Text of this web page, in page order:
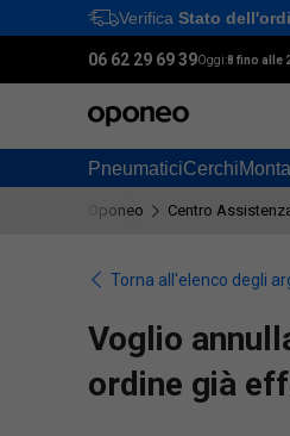
Verifica Stato
06 62 29 69 39Oggi:8 fino alle
PneumaticiCerchi
Oponeo Centro
Torna all'elenco degli
Voglio
ordine già